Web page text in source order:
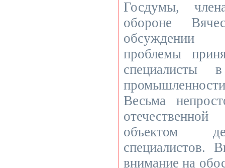
Госдумы,
обороне
обсуждении
проблемы
специалисты
Весьма
объектом
специалистов.
внимание на